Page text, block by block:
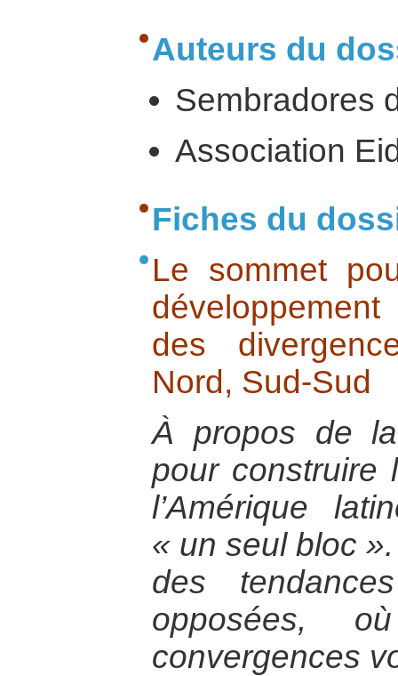
Auteurs du
Sembradores
Association
Fiches du
Le sommet
des
Nord, Sud-Sud
À propos de la
pour construire
l’Amérique
« un seul bloc
des
opposées,
convergences